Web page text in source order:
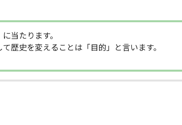
当たります。
歴史を変えることは「目的」と言います。